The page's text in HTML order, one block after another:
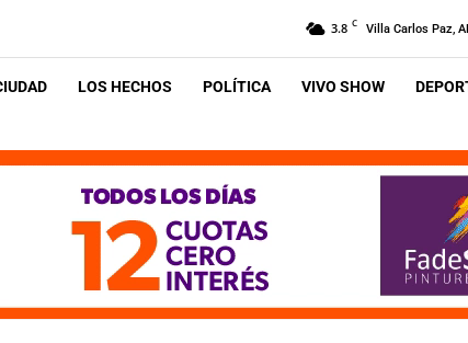
3.8 C Villa Carlos Paz,
LOS HECHOS POLÍTICA VIVO SHOW